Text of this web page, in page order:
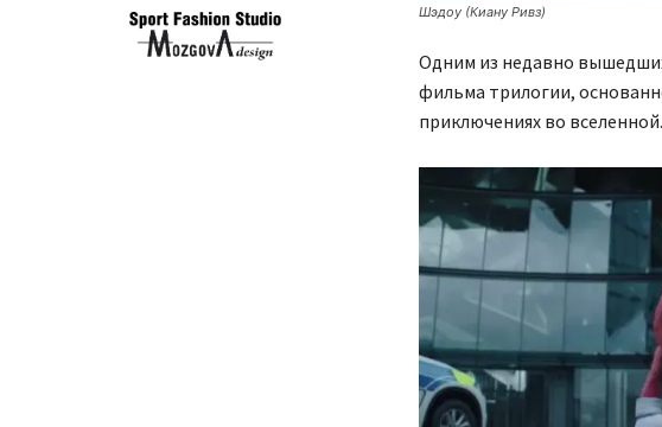
Шэдоу (Киану Ривз)
Одним из недавно
фильма трилогии,
приключениях во вселенной.